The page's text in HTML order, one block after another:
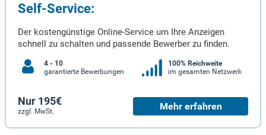
Self-Service:
Der kostengünstige Online-Service um Ihre Anzeigen
schnell zu schalten und passende Bewerber zu finden.
4 - 10
garantierte Bewerbungen
100% Reichweite
im gesamten Netzwerk
Nur 195€
zzgl. MwSt. Mehr erfahren